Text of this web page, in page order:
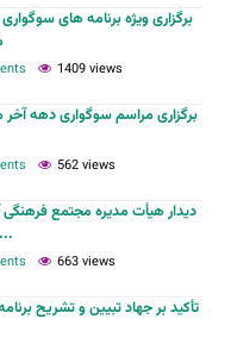
برگزاری ویژه برنامه های
1409 views
برگزاری مراسم سوگواری دهه آخر
562 views
دیدار هیأت مدیره مجتمع
محترم آستان مقدس حضرت...
663 views
تأکید بر جهاد تبیین و تشریح